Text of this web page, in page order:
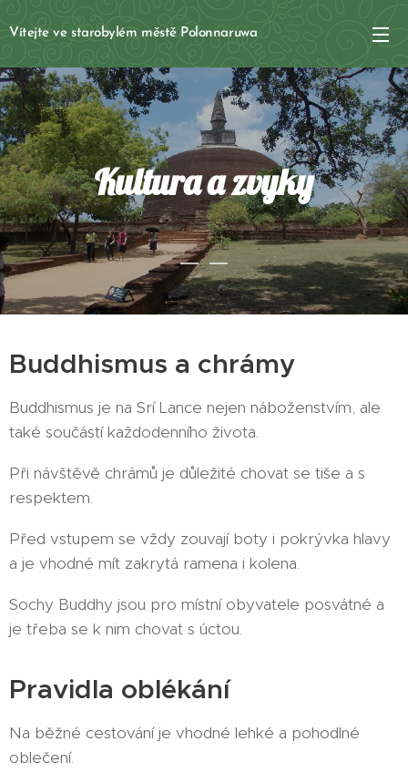
Vítejte ve starobylém městě Polonnaruwa
Kultura a zvyky
Buddhismus a chrámy
Buddhismus je na Srí Lance nejen náboženstvím, ale
také součástí každodenního života.
Při návštěvě chrámů je důležité chovat se tiše a s
respektem.
Před vstupem se vždy zouvají boty i pokrývka hlavy
a je vhodné mít zakrytá ramena i kolena.
Sochy Buddhy jsou pro místní obyvatele posvátné a
je třeba se k nim chovat s úctou.
Pravidla oblékání
Na běžné cestování je vhodné lehké a pohodlné
oblečení.